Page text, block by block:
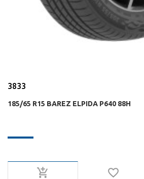
3833
185/65 R15 BAREZ ELPIDA P640 88H